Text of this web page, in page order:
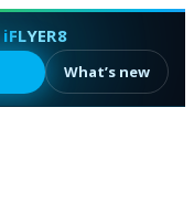
iFLYER8
What’s new